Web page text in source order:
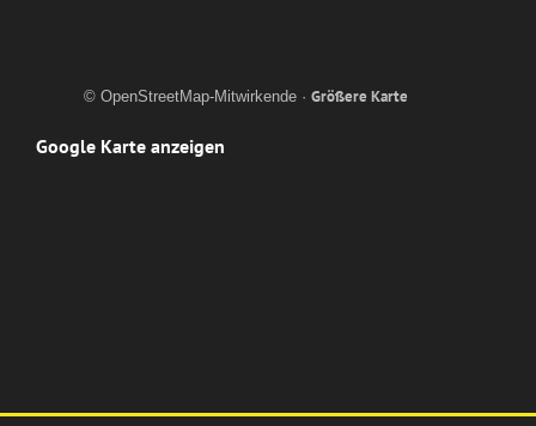
© OpenStreetMap-Mitwirkende · Größere Karte
Google Karte anzeigen